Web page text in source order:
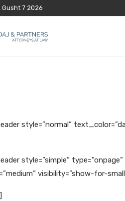
Gusht 7 2026
style=”normal”
style=”simple”
visibility=”show-for-